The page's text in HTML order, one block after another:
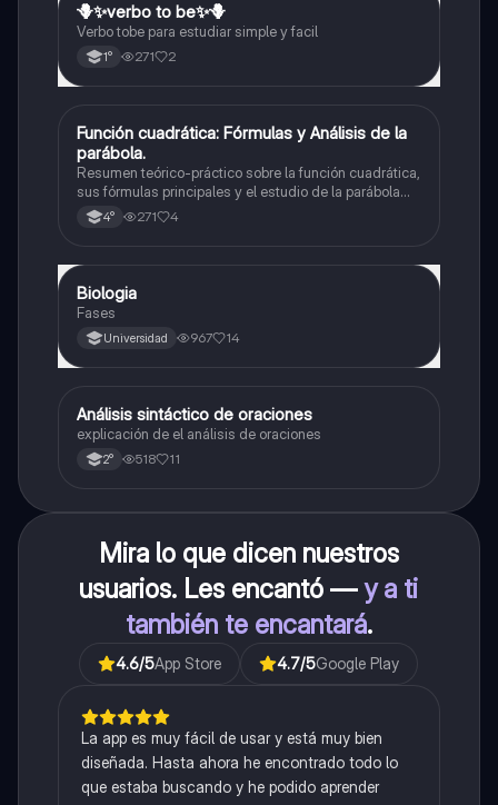
Inglés
🪻✨️verbo to be✨️🪻
Verbo tobe para estudiar simple y facil
1° 271 2
Matemáticas
Función cuadrática: Fórmulas y Análisis de la
parábola.
Resumen teórico-práctico sobre la función cuadrática,
sus fórmulas principales y el estudio de la parábola
como representación gráfica.Incluye desarrollo de la
forma general, cálculo de raíces, vértice y elementos
4° 271 4
Biología
Biologia
Fases
Universidad 967 14
Lengua
Análisis sintáctico de oraciones
explicación de el análisis de oraciones
2° 518 11
Mira lo que dicen nuestros
usuarios. Les encantó —y a ti
también te encantará.
4.6/5App Store 4.7/5Google Play
La app es muy fácil de usar y está muy bien
diseñada. Hasta ahora he encontrado todo lo
que estaba buscando y he podido aprender